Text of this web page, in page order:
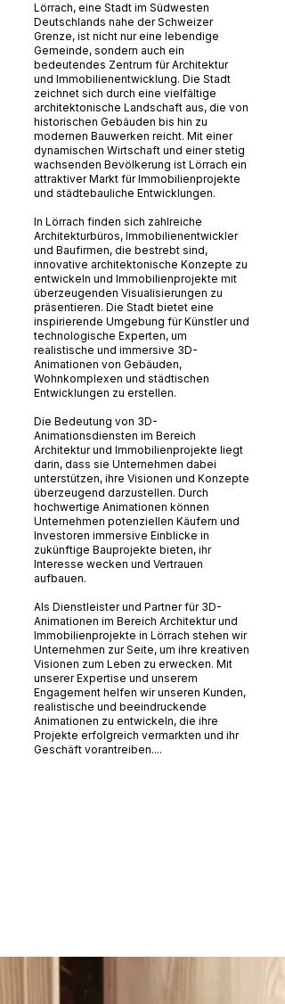
Lörrach, eine Stadt im Südwesten
Deutschlands nahe der Schweizer
Grenze, ist nicht nur eine lebendige
Gemeinde, sondern auch ein
bedeutendes Zentrum für Architektur
und Immobilienentwicklung. Die Stadt
zeichnet sich durch eine vielfältige
architektonische Landschaft aus, die von
historischen Gebäuden bis hin zu
modernen Bauwerken reicht. Mit einer
dynamischen Wirtschaft und einer stetig
wachsenden Bevölkerung ist Lörrach ein
attraktiver Markt für Immobilienprojekte
und städtebauliche Entwicklungen.
In Lörrach finden sich zahlreiche
Architekturbüros, Immobilienentwickler
und Baufirmen, die bestrebt sind,
innovative architektonische Konzepte zu
entwickeln und Immobilienprojekte mit
überzeugenden Visualisierungen zu
präsentieren. Die Stadt bietet eine
inspirierende Umgebung für Künstler und
technologische Experten, um
realistische und immersive 3D-
Animationen von Gebäuden,
Wohnkomplexen und städtischen
Entwicklungen zu erstellen.
Die Bedeutung von 3D-
Animationsdiensten im Bereich
Architektur und Immobilienprojekte liegt
darin, dass sie Unternehmen dabei
unterstützen, ihre Visionen und Konzepte
überzeugend darzustellen. Durch
hochwertige Animationen können
Unternehmen potenziellen Käufern und
Investoren immersive Einblicke in
zukünftige Bauprojekte bieten, ihr
Interesse wecken und Vertrauen
aufbauen.
Als Dienstleister und Partner für 3D-
Animationen im Bereich Architektur und
Immobilienprojekte in Lörrach stehen wir
Unternehmen zur Seite, um ihre kreativen
Visionen zum Leben zu erwecken. Mit
unserer Expertise und unserem
Engagement helfen wir unseren Kunden,
realistische und beeindruckende
Animationen zu entwickeln, die ihre
Projekte erfolgreich vermarkten und ihr
Geschäft vorantreiben....